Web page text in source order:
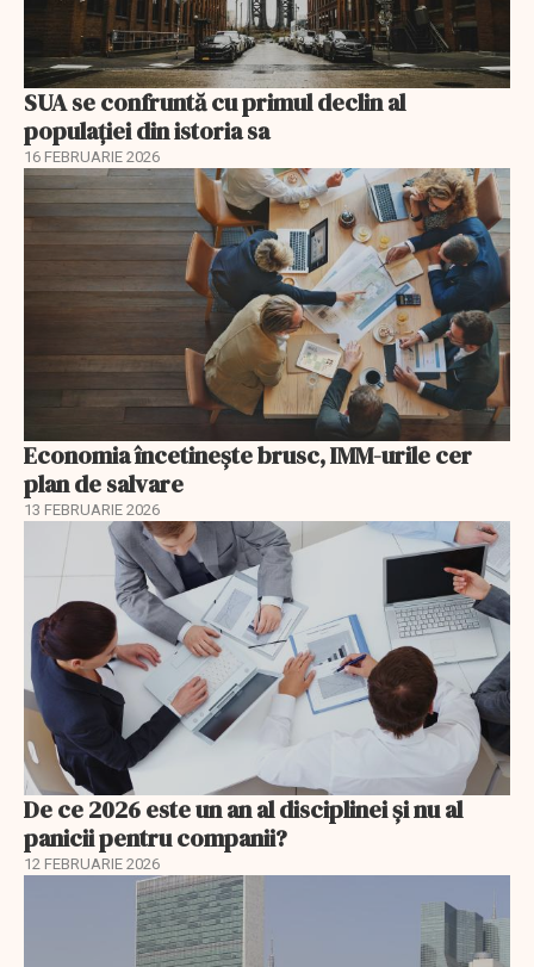
SUA se confruntă cu primul declin al
populației din istoria sa
16 FEBRUARIE 2026
Economia încetinește brusc, IMM-urile cer
plan de salvare
13 FEBRUARIE 2026
De ce 2026 este un an al disciplinei și nu al
panicii pentru companii?
12 FEBRUARIE 2026